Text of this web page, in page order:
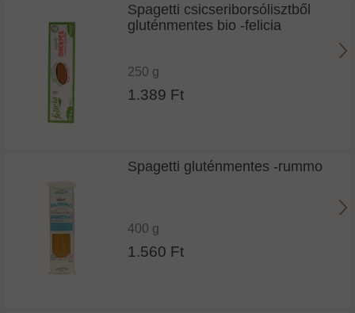
Spagetti csicseriborsólisztből
gluténmentes bio -felicia
250 g
1.389 Ft
Spagetti gluténmentes -rummo
400 g
1.560 Ft